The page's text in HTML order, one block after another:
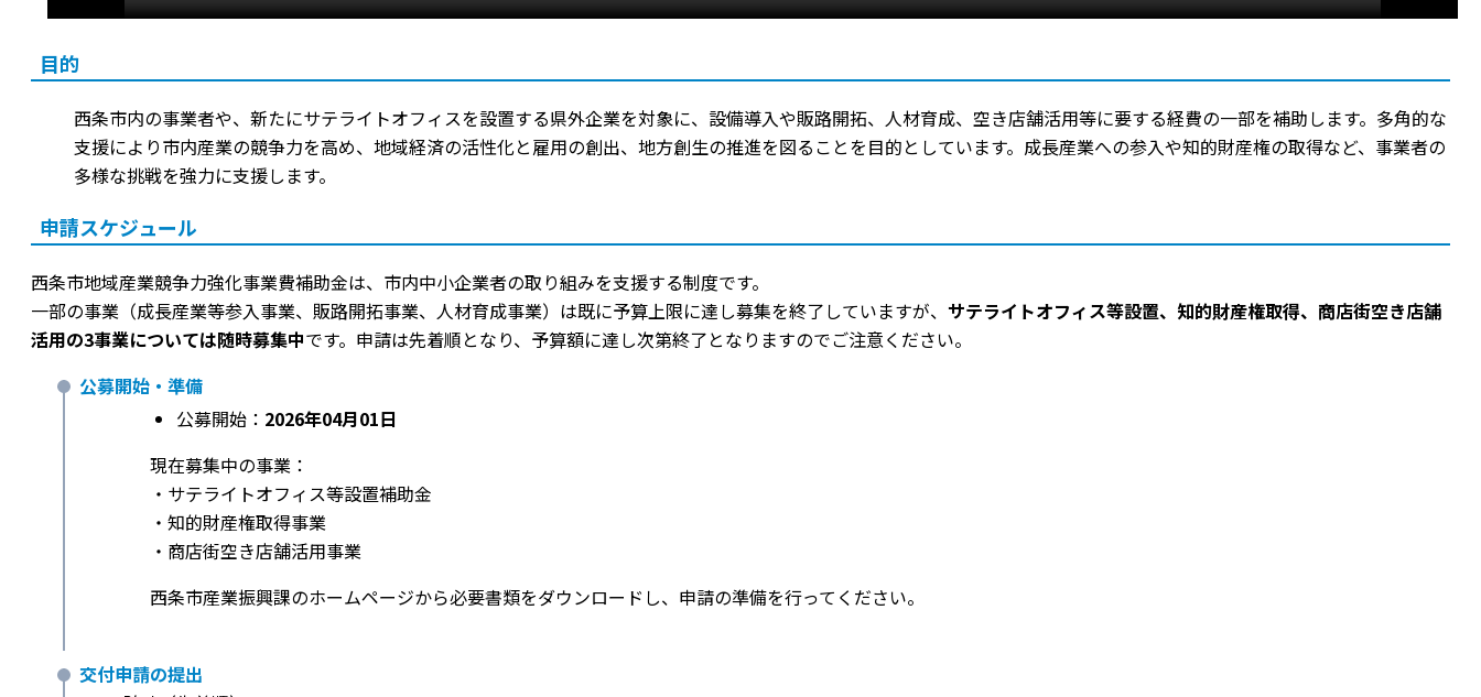
目的
西条市内の事業者や、新たにサテライトオフィスを設置する県外企業を対象に、設備導入や販路開拓、人材育成、空き店舗活用等に要する経費の一部を補助します。多角的な
支援により市内産業の競争力を高め、地域経済の活性化と雇用の創出、地方創生の推進を図ることを目的としています。成長産業への参入や知的財産権の取得など、事業者の
多様な挑戦を強力に支援します。
申請スケジュール
西条市地域産業競争力強化事業費補助金は、市内中小企業者の取り組みを支援する制度です。
一部の事業（成長産業等参入事業、販路開拓事業、人材育成事業）は既に予算上限に達し募集を終了していますが、 サテライトオフィス等設置、知的財産権取得、商店街空き店舗
活用の3事業については随時募集中です。申請は先着順となり、予算額に達し次第終了となりますのでご注意ください。
公募開始・準備
公募開始： 2026年04月01日
現在募集中の事業：
・サテライトオフィス等設置補助金
・知的財産権取得事業
・商店街空き店舗活用事業
西条市産業振興課のホームページから必要書類をダウンロードし、申請の準備を行ってください。
交付申請の提出